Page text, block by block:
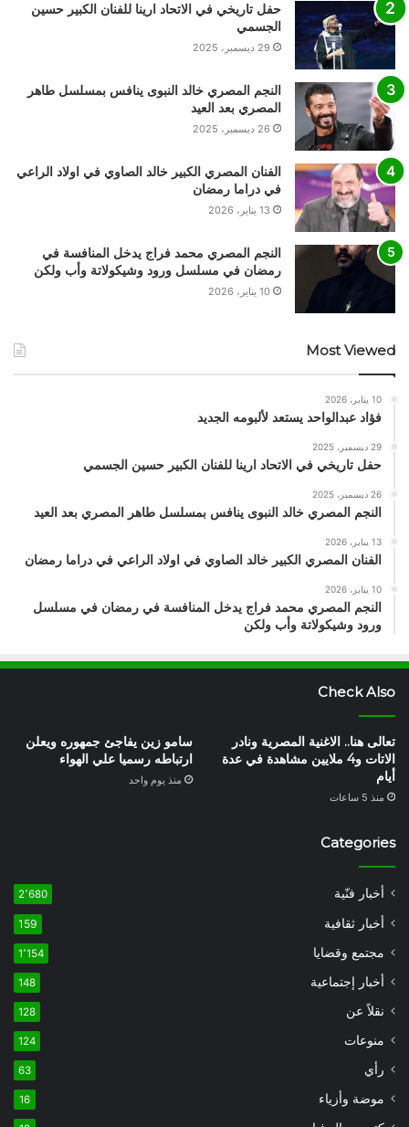
حفل تاريخي في الاتحاد ارينا للفنان الكبير حسين
الجسمي
29 ديسمبر، 2025
النجم المصري خالد النبوى ينافس بمسلسل طاهر
المصري بعد العيد
26 ديسمبر، 2025
الفنان المصري الكبير خالد الصاوي في اولاد الراعي
في دراما رمضان
13 يناير، 2026
النجم المصري محمد فراج يدخل المنافسة في
رمضان في مسلسل ورود وشيكولاتة وأب ولكن
10 يناير، 2026
Most Viewed
10 يناير، 2026
فؤاد عبدالواحد يستعد لألبومه الجديد
29 ديسمبر، 2025
حفل تاريخي في الاتحاد ارينا للفنان الكبير حسين الجسمي
26 ديسمبر، 2025
النجم المصري خالد النبوى ينافس بمسلسل طاهر المصري بعد العيد
13 يناير، 2026
الفنان المصري الكبير خالد الصاوي في اولاد الراعي في دراما رمضان
10 يناير، 2026
النجم المصري محمد فراج يدخل المنافسة في رمضان في مسلسل
ورود وشيكولاتة وأب ولكن
Check Also
تعالى هنا.. الاغنية المصرية ونادر
الاتات و4 ملايين مشاهدة في عدة
أيام
منذ 5 ساعات
سامو زين يفاجئ جمهوره ويعلن
ارتباطه رسميا علي الهواء
منذ يوم واحد
Categories
أخبار فنّية 2٬680
أخبار ثقافية 159
مجتمع وقضايا 1٬154
أخبار إجتماعية 148
نقلاً عن 128
منوعات 124
رأي 63
موضة وأزياء 16